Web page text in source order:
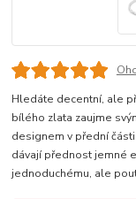
Hledáte decentní, ale
bílého zlata zaujme
designem v přední
dávají přednost jemné
jednoduchému, ale